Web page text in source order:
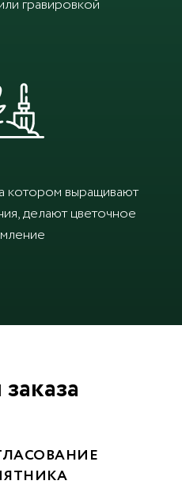
гравировкой
котором выращивают
делают цветочное